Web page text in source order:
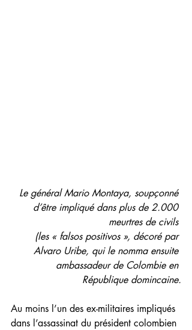
Le général Mario Montaya, soupçonné
d’être impliqué dans plus de 2.000
meurtres de civils
(les « falsos positivos », décoré par
Alvaro Uribe, qui le nomma ensuite
ambassadeur de Colombie en
République domincaine.
Au moins l’un des ex-militaires impliqués
dans l’assassinat du président colombien